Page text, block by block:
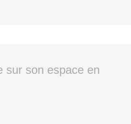
sur son espace en